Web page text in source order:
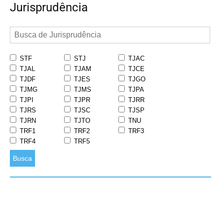
Jurisprudência
STF STJ
TJAC
TJAL
TJAM
TJCE
TJDF
TJES
TJGO
TJMG
TJMS
TJPA
TJPI
TJPR
TJRR
TJRS
TJSC
TJSP
TJRN
TJTO
TNU
TRF1
TRF2
TRF3
TRF4
TRF5
Busca